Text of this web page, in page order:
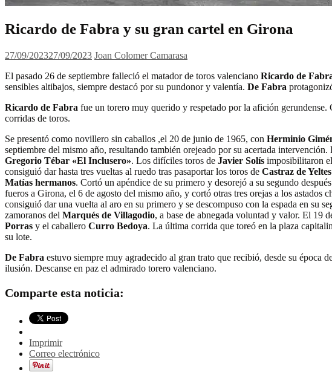
Ricardo de Fabra y su gran cartel en Girona
27/09/202327/09/2023 Joan Colomer Camarasa
El pasado 26 de septiembre falleció el matador de toros valenciano Ricardo de
sensibles altibajos, siempre destacó por su pundonor y valentía. De Fabra
Ricardo de Fabra fue un torero muy querido y respetado por la afición
corridas de toros.
Se presentó como novillero sin caballos ,el 20 de junio de 1965, con Herminio
septiembre del mismo año, resultando también orejeado por su acertada
Gregorio Tébar «El Inclusero». Los difíciles toros de Javier Solís imposibilitaron
consiguió dar hasta tres vueltas al ruedo tras pasaportar los toros de Castraz de Yeltes
Matías hermanos. Cortó un apéndice de su primero y desorejó a su segundo
fueros a Girona, el 6 de agosto del mismo año, y cortó otras tres orejas a los astados
consiguió dar una vuelta al aro en su primero y se descompuso con la espada en su
zamoranos del Marqués de Villagodio, a base de abnegada voluntad y valor. El 19
Porras y el caballero Curro Bedoya. La última corrida que toreó en la plaza
su lote.
De Fabra estuvo siempre muy agradecido al gran trato que recibió, desde su época
ilusión. Descanse en paz el admirado torero valenciano.
Comparte esta noticia:
Imprimir
Correo electrónico